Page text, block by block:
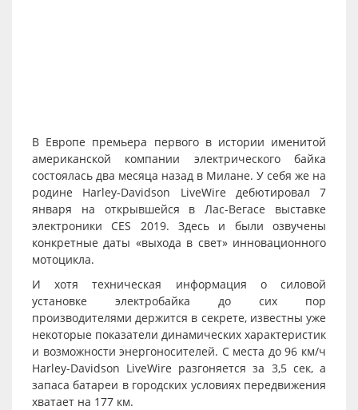
В Европе премьера первого в истории именитой
американской компании электрического байка
состоялась два месяца назад в Милане. У себя же на
родине Harley-Davidson LiveWire дебютировал 7
января на открывшейся в Лас-Вегасе выставке
электроники CES 2019. Здесь и были озвучены
конкретные даты «выхода в свет» инновационного
мотоцикла.
И хотя техническая информация о силовой
установке электробайка до сих пор
производителями держится в секрете, известны уже
некоторые показатели динамических характеристик
и возможности энергоносителей. С места до 96 км/ч
Harley-Davidson LiveWire разгоняется за 3,5 сек, а
запаса батареи в городских условиях передвижения
хватает на 177 км.